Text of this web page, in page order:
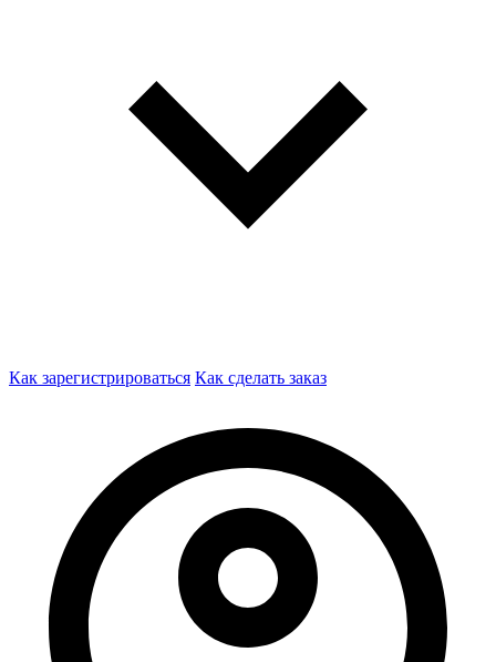
Как зарегистрироваться Как сделать заказ